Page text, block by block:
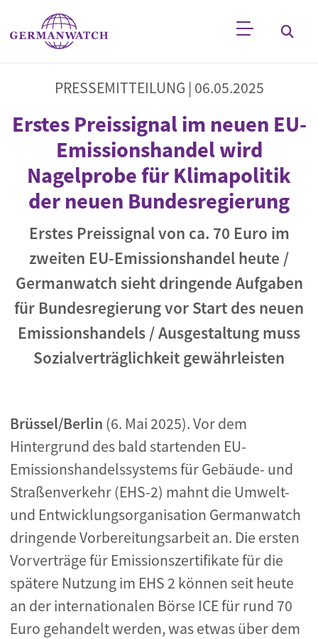
Direkt zum Inhalt
Stichwortsuche
PRESSEMITTEILUNG | 06.05.2025
Erstes Preissignal im neuen EU-
Emissionshandel wird
Nagelprobe für Klimapolitik
der neuen Bundesregierung
Erstes Preissignal von ca. 70 Euro im
zweiten EU-Emissionshandel heute /
Germanwatch sieht dringende Aufgaben
für Bundesregierung vor Start des neuen
Emissionshandels / Ausgestaltung muss
Sozialverträglichkeit gewährleisten
Brüssel/Berlin (6. Mai 2025). Vor dem
Hintergrund des bald startenden EU-
Emissionshandelssystems für Gebäude- und
Straßenverkehr (EHS-2) mahnt die Umwelt-
und Entwicklungsorganisation Germanwatch
dringende Vorbereitungsarbeit an. Die ersten
Vorverträge für Emissionszertifikate für die
spätere Nutzung im EHS 2 können seit heute
an der internationalen Börse ICE für rund 70
Euro gehandelt werden, was etwas über dem